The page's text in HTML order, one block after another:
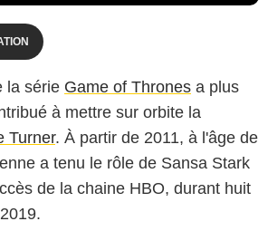
la série Game of Thrones a plus
à mettre sur orbite la
Turner. À partir de 2011, à l'âge de
a tenu le rôle de Sansa Stark
de la chaine HBO, durant huit